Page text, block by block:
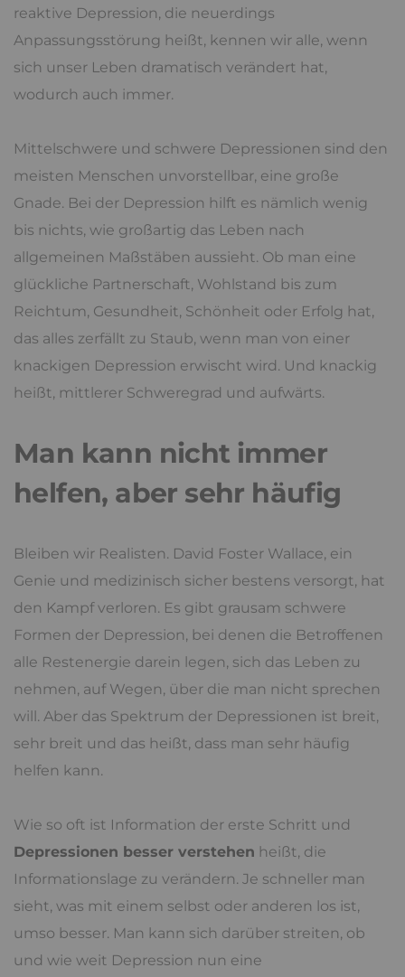
reaktive Depression, die neuerdings
Anpassungsstörung heißt, kennen wir alle, wenn
sich unser Leben dramatisch verändert hat,
wodurch auch immer.
Mittelschwere und schwere Depressionen sind den
meisten Menschen unvorstellbar, eine große
Gnade. Bei der Depression hilft es nämlich wenig
bis nichts, wie großartig das Leben nach
allgemeinen Maßstäben aussieht. Ob man eine
glückliche Partnerschaft, Wohlstand bis zum
Reichtum, Gesundheit, Schönheit oder Erfolg hat,
das alles zerfällt zu Staub, wenn man von einer
knackigen Depression erwischt wird. Und knackig
heißt, mittlerer Schweregrad und aufwärts.
Man kann nicht immer
helfen, aber sehr häufig
Bleiben wir Realisten. David Foster Wallace, ein
Genie und medizinisch sicher bestens versorgt, hat
den Kampf verloren. Es gibt grausam schwere
Formen der Depression, bei denen die Betroffenen
alle Restenergie darein legen, sich das Leben zu
nehmen, auf Wegen, über die man nicht sprechen
will. Aber das Spektrum der Depressionen ist breit,
sehr breit und das heißt, dass man sehr häufig
helfen kann.
Wie so oft ist Information der erste Schritt und
Depressionen besser verstehen heißt, die
Informationslage zu verändern. Je schneller man
sieht, was mit einem selbst oder anderen los ist,
umso besser. Man kann sich darüber streiten, ob
und wie weit Depression nun eine